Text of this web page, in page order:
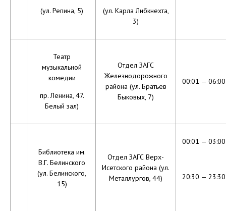
(ул. Репина, 5)
(ул. Карла Либкнехта,
3)
Театр
музыкальной
комедии
пр. Ленина, 47.
Белый зал)
Отдел ЗАГС
Железнодорожного
района (ул. Братьев
Быковых, 7)
00:01 — 06:00
Библиотека им.
В.Г. Белинского
(ул. Белинского,
15)
Отдел ЗАГС Верх-
Исетского района (ул.
Металлургов, 44)
00:01 — 03:00
20:30 — 23:30